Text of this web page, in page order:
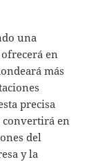
una
en
más
precisa
convertirá en
del
y la